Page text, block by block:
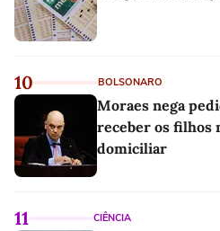
10 BOLSONARO
Moraes nega
receber os filhos
domiciliar
11 CIÊNCIA